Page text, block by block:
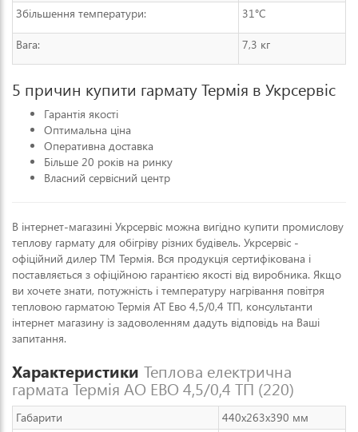
Збільшення температури: 31°C
Вага: 7,3 кг
5 причин купити гармату Термія в Укрсервіс
Гарантія якості
Оптимальна ціна
Оперативна доставка
Більше 20 років на ринку
Власний сервісний центр
В інтернет-магазині Укрсервіс можна вигідно купити промислову
теплову гармату для обігріву різних будівель. Укрсервіс -
офіційний дилер ТМ Термія. Вся продукція сертифікована і
поставляється з офіційною гарантією якості від виробника. Якщо
ви хочете знати, потужність і температуру нагрівання повітря
тепловою гарматою Термія АТ Ево 4,5/0,4 ТП, консультанти
інтернет магазину із задоволенням дадуть відповідь на Ваші
запитання.
Характеристики Теплова електрична
гармата Термія АО ЕВО 4,5/0,4 ТП (220)
Габарити
440x263x390 мм